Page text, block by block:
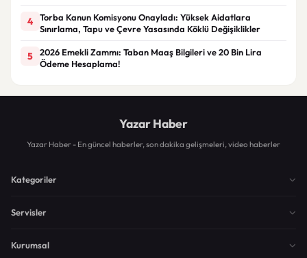
4
Torba Kanun Komisyonu Onayladı: Yüksek Aidatlara
Sınırlama, Tapu ve Çevre Yasasında Köklü Değişiklikler
5
2026 Emekli Zammı: Taban Maaş Bilgileri ve 20 Bin Lira
Ödeme Hesaplama!
Yazar Haber
Yazar Haber - En güncel haberler, son dakika gelişmeleri, video haberler
Kategoriler
Servisler
Kurumsal